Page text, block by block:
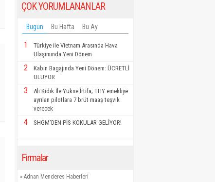
ÇOK YORUMLANANLAR
Bugün Bu Hafta Bu Ay
1
Türkiye ile Vietnam Arasında Hava
Ulaşımında Yeni Dönem
2
Kabin Bagajında Yeni Dönem: ÜCRETLİ
OLUYOR
3
Ali Kıdık İle Yükse İrtifa; THY emekliye
ayrılan pilotlara 7 brüt maaş teşvik
verecek
4 SHGM'DEN PİS KOKULAR GELİYOR!
Firmalar
» Adnan Menderes Haberleri